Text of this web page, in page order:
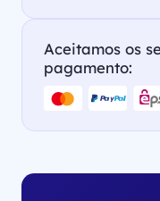
Aceitamos os
pagamento: